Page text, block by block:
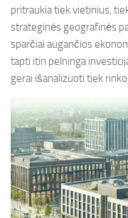
pritraukia tiek vietinius,
strateginės geografinės
sparčiai augančios
tapti itin pelninga
gerai išanalizuoti tiek